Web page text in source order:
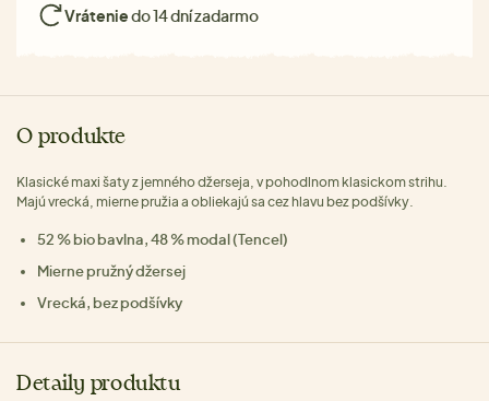
Vráteniedo 14 dní zadarmo
O produkte
Klasické maxi šaty z jemného džerseja, v pohodlnom klasickom strihu.
Majú vrecká, mierne pružia a obliekajú sa cez hlavu bez podšívky.
52 % bio bavlna, 48 % modal (Tencel)
Mierne pružný džersej
Vrecká, bez podšívky
Detaily produktu